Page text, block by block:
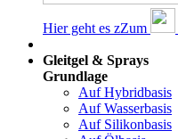
Hier geht es zZum
Gleitgel & Sprays
Grundlage
Auf Hybridbasis
Auf Wasserbasis
Auf Silikonbasis